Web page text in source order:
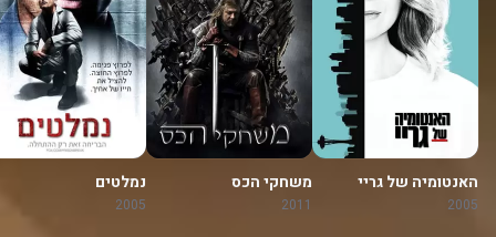
האנטומיה של גריי
2005
משחקי הכס
2011
נמלטים
2005